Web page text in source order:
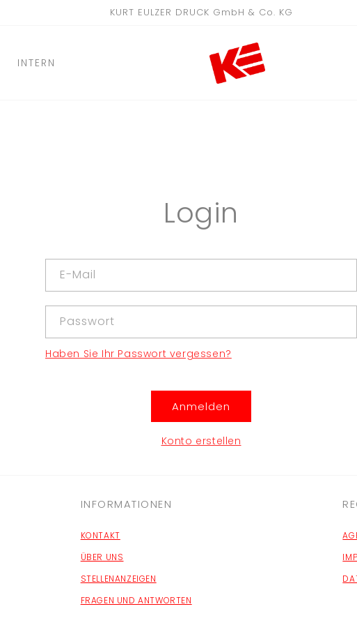
KURT EULZER DRUCK GmbH & Co. KG
INTERN
Login
E-Mail
Passwort
Haben Sie Ihr Passwort vergessen?
Anmelden
Konto erstellen
INFORMATIONEN
KONTAKT
ÜBER UNS
STELLENANZEIGEN
FRAGEN UND ANTWORTEN